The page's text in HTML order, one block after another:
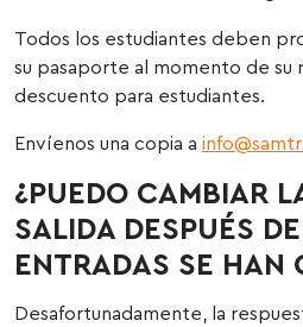
Todos los estudiantes deben
su pasaporte al momento de su
descuento para estudiantes.
Envíenos una copia a
¿PUEDO CAMBIAR
SALIDA DESPUÉS
ENTRADAS SE HAN
Desafortunadamente, la